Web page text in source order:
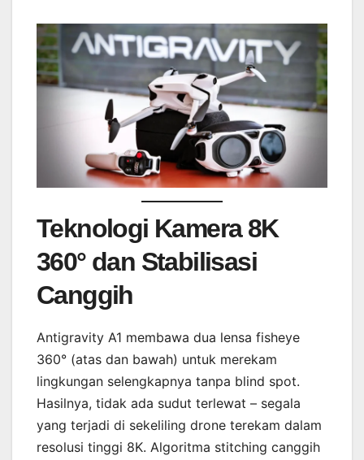
Teknologi Kamera 8K
360° dan Stabilisasi
Canggih
Antigravity A1 membawa dua lensa fisheye
360° (atas dan bawah) untuk merekam
lingkungan selengkapnya tanpa blind spot.
Hasilnya, tidak ada sudut terlewat – segala
yang terjadi di sekeliling drone terekam dalam
resolusi tinggi 8K. Algoritma stitching canggih